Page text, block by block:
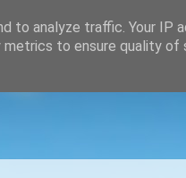
to analyze traffic. Your IP
to ensure quality of